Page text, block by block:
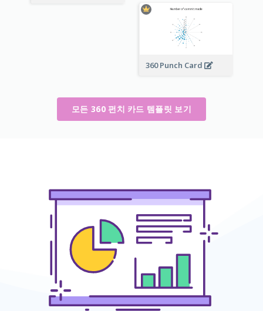
360 Punch Card
모든 360 펀치 카드 템플릿 보기